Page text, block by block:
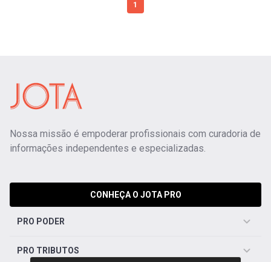
1
Nossa missão é empoderar profissionais com curadoria de
informações independentes e especializadas.
CONHEÇA O JOTA PRO
PRO PODER
PRO TRIBUTOS